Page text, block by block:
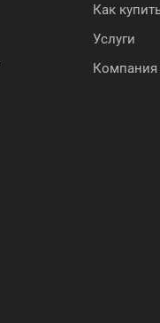
Как
Услуги
Компания